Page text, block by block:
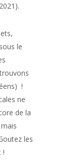
le
!
ne
de la
les
!